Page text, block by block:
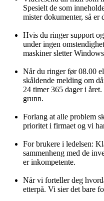
Spesielt de som
mister dokumenter, så
Hvis du ringer support
under ingen
maskiner sletter
Når du ringer før 08.00
skåldende melding om
24 timer 365 dager i
grunn.
Forlang at alle problem
prioritet i firmaet og vi
For brukere i ledelsen:
sammenheng med de
er inkompetente.
Når vi forteller deg
etterpå. Vi sier det bare